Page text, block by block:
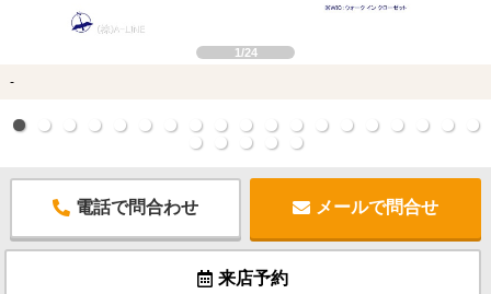
1/24
-
電話で問合わせ メールで問合せ
来店予約